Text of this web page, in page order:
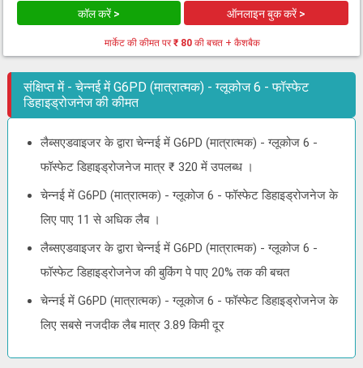
कॉल करें > ऑनलाइन बुक करें >
मार्केट की कीमत पर₹ 80 की बचत + कैशबैक
संक्षिप्त में - चेन्नई में G6PD (मात्रात्मक) - ग्लूकोज 6 - फॉस्फेट
डिहाइड्रोजनेज की कीमत
लैब्सएडवाइजर के द्वारा चेन्नई में G6PD (मात्रात्मक) - ग्लूकोज 6 -
फॉस्फेट डिहाइड्रोजनेज मात्र ₹ 320 में उपलब्ध ।
चेन्नई में G6PD (मात्रात्मक) - ग्लूकोज 6 - फॉस्फेट डिहाइड्रोजनेज के
लिए पाए 11 से अधिक लैब ।
लैब्सएडवाइजर के द्वारा चेन्नई में G6PD (मात्रात्मक) - ग्लूकोज 6 -
फॉस्फेट डिहाइड्रोजनेज की बुकिंग पे पाए 20% तक की बचत
चेन्नई में G6PD (मात्रात्मक) - ग्लूकोज 6 - फॉस्फेट डिहाइड्रोजनेज के
लिए सबसे नजदीक लैब मात्र 3.89 किमी दूर